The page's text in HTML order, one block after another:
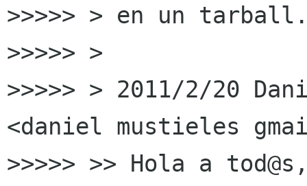
>>>>> > en un
>>>>> >
>>>>> > 2011/2/20
<daniel mustieles
>>>>> >> Hola a